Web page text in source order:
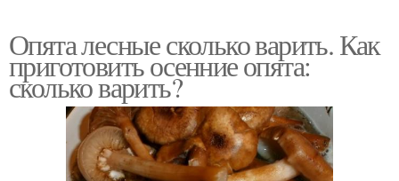
Опята лесные сколько варить. Как
приготовить осенние опята:
сколько варить?